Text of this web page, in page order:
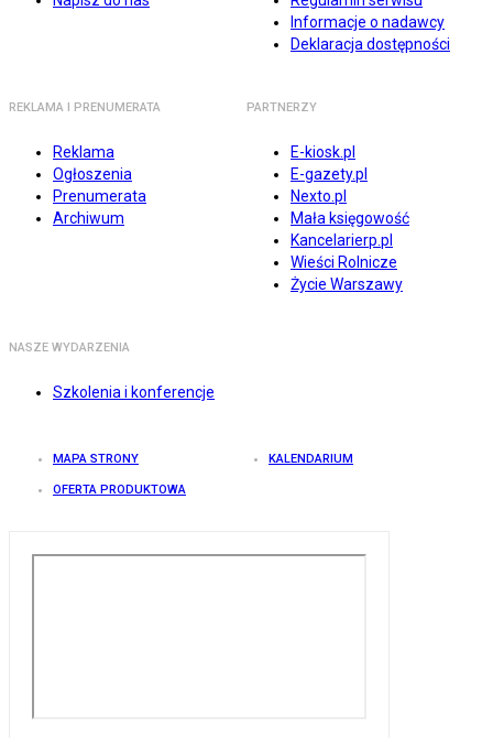
Informacje o nadawcy
Deklaracja dostępności
REKLAMA I PRENUMERATA
Reklama
Ogłoszenia
Prenumerata
Archiwum
PARTNERZY
E-kiosk.pl
E-gazety.pl
Nexto.pl
Mała księgowość
Kancelarierp.pl
Wieści Rolnicze
Życie Warszawy
NASZE WYDARZENIA
Szkolenia i konferencje
MAPA STRONY KALENDARIUM
OFERTA PRODUKTOWA